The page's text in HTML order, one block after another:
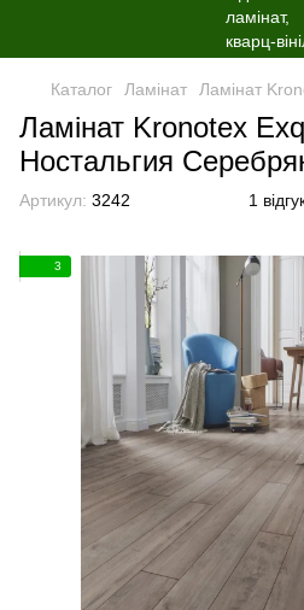
Каталог Ламінат Ламінат
Ламінат Kronotex
Ностальгия
Артикул: 3242 1
3